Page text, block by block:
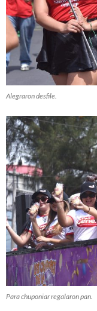
Alegraron desfile.
Para chuponiar regalaron pan.